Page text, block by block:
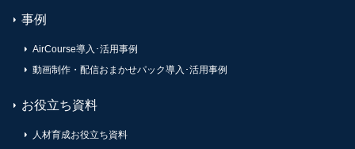
事例
AirCourse導入･活用事例
動画制作・配信おまかせパック導入･活用事例
お役立ち資料
人材育成お役立ち資料